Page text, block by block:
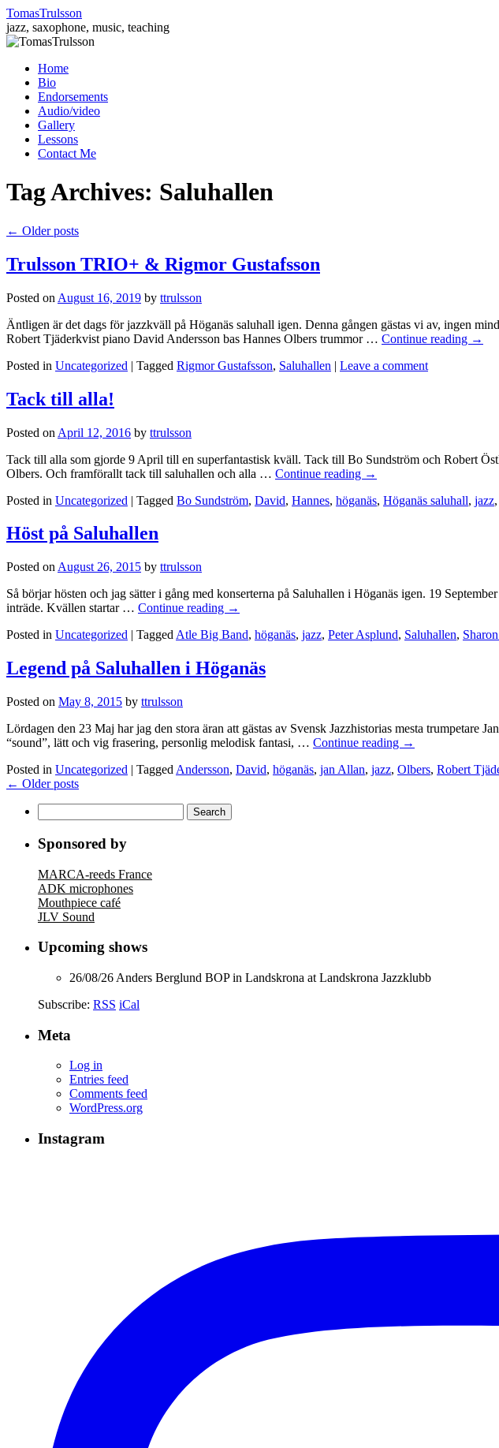
TomasTrulsson
jazz, saxophone, music, teaching
Skip
content
Home
Bio
Endorsements
Audio/video
Gallery
Lessons
Contact Me
Tag Archives: Saluhallen
← Older posts
Trulsson TRIO+ & Rigmor Gustafsson
Posted on August 16, 2019 by ttrulsson
Äntligen är det dags för jazzkväll på Höganäs saluhall igen. Denna gången gästas vi av, ingen
Robert Tjäderkvist piano David Andersson bas Hannes Olbers trummor … Continue reading →
Posted in Uncategorized | Tagged Rigmor Gustafsson, Saluhallen | Leave a comment
Tack till alla!
Posted on April 12, 2016 by ttrulsson
Tack till alla som gjorde 9 April till en superfantastisk kväll. Tack till Bo Sundström och Robert
Olbers. Och framförallt tack till saluhallen och alla … Continue reading →
Posted in Uncategorized | Tagged Bo Sundström, David, Hannes, höganäs, Höganäs saluhall, jazz,
Höst på Saluhallen
Posted on August 26, 2015 by ttrulsson
Så börjar hösten och jag sätter i gång med konserterna på Saluhallen i Höganäs igen. 19
inträde. Kvällen startar … Continue reading →
Posted in Uncategorized | Tagged Atle Big Band, höganäs, jazz, Peter Asplund, Saluhallen,
Legend på Saluhallen i Höganäs
Posted on May 8, 2015 by ttrulsson
Lördagen den 23 Maj har jag den stora äran att gästas av Svensk Jazzhistorias mesta trumpetare
“sound”, lätt och vig frasering, personlig melodisk fantasi, … Continue reading →
Posted in Uncategorized | Tagged Andersson, David, höganäs, jan Allan, jazz, Olbers, Robert
← Older posts
for:
Sponsored by
MARCA-reeds France
ADK microphones
Mouthpiece café
JLV Sound
Upcoming shows
26/08/26 Anders Berglund BOP in Landskrona at Landskrona Jazzklubb
Subscribe: RSS iCal
Meta
Log in
Entries feed
Comments feed
WordPress.org
Instagram